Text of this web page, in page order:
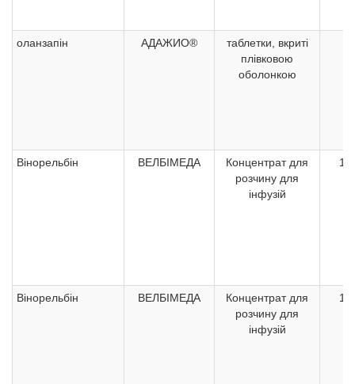
оланзапін АДАЖИО®
таблетки, вкриті
плівковою
оболонкою
Вінорельбін ВЕЛБІМЕДА
Концентрат для
розчину для
інфузій
10
Вінорельбін ВЕЛБІМЕДА
Концентрат для
розчину для
інфузій
10